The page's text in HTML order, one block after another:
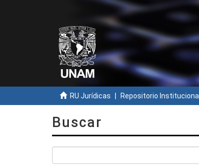
RU Jurídicas Repositorio Institucional
Buscar